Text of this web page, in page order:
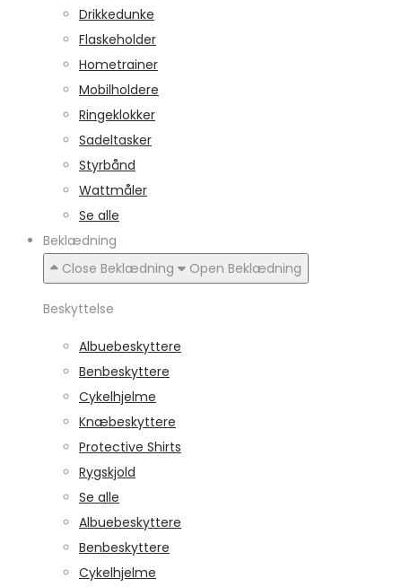
Drikkedunke
Flaskeholder
Hometrainer
Mobilholdere
Ringeklokker
Sadeltasker
Styrbånd
Wattmåler
Se alle
Beklædning
Close Beklædning
Open Beklædning
Beskyttelse
Albuebeskyttere
Benbeskyttere
Cykelhjelme
Knæbeskyttere
Protective Shirts
Rygskjold
Se alle
Albuebeskyttere
Benbeskyttere
Cykelhjelme